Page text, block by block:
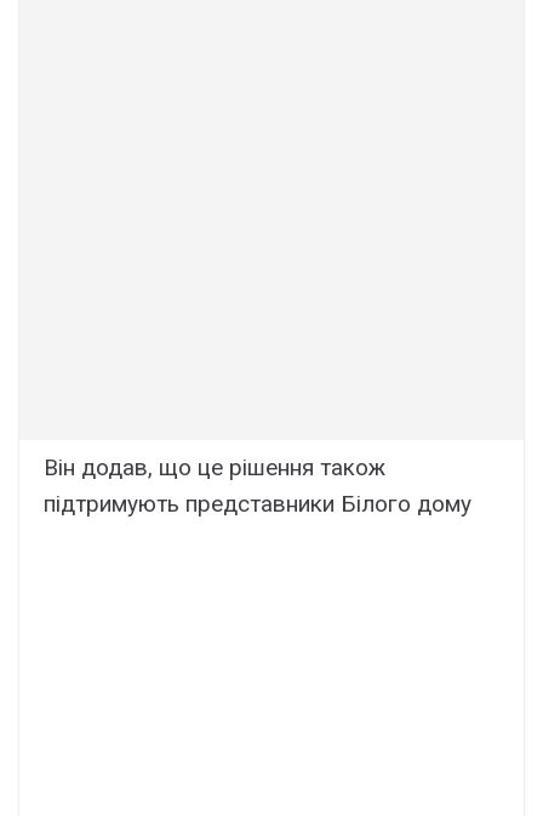
Він додав, що це рішення також
підтримують представники Білого дому